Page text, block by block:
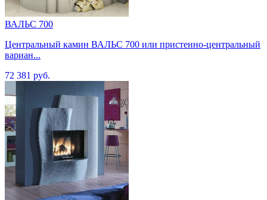
ВАЛЬС 700
Центральный камин ВАЛЬС 700 или пристенно-центральный
вариан...
72 381 руб.